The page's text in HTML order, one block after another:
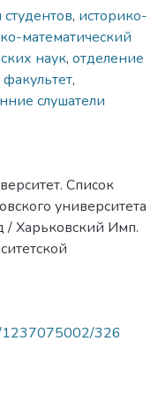
студентов, историко-
математический
наук, отделение
,
слушатели
Список
университета
/ Харьковский Имп.
1237075002/326